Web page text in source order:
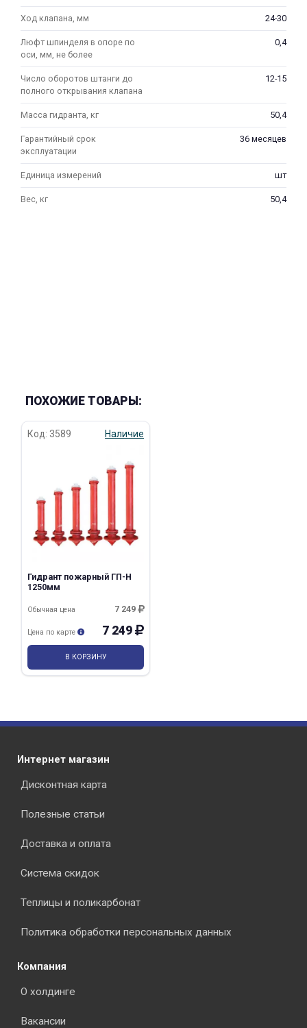
Ход клапана, мм 24-30
Люфт шпинделя в опоре по
оси, мм, не более
0,4
Число оборотов штанги до
полного открывания клапана
12-15
Масса гидранта, кг 50,4
Гарантийный срок
эксплуатации
36 месяцев
Единица измерений шт
Вес, кг 50,4
ПОХОЖИЕ ТОВАРЫ:
Код: 3589 Наличие
Гидрант пожарный ГП-Н
1250мм
7 249
Обычная цена
7 249
Цена по карте
В КОРЗИНУ
Интернет магазин
Дисконтная карта
Полезные статьи
Доставка и оплата
Система скидок
Теплицы и поликарбонат
Политика обработки персональных данных
Компания
О холдинге
Вакансии